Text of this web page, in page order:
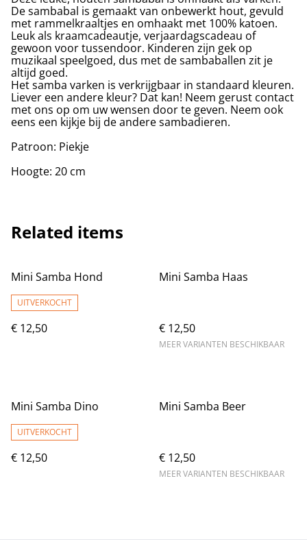
De sambabal is gemaakt van onbewerkt hout, gevuld
met rammelkraaltjes en omhaakt met 100% katoen.
Leuk als kraamcadeautje, verjaardagscadeau of
gewoon voor tussendoor. Kinderen zijn gek op
muzikaal speelgoed, dus met de sambaballen zit je
altijd goed.
Het samba varken is verkrijgbaar in standaard kleuren.
Liever een andere kleur? Dat kan! Neem gerust contact
met ons op om uw wensen door te geven. Neem ook
eens een kijkje bij de andere sambadieren.
Patroon: Piekje
Hoogte: 20 cm
Related items
Mini Samba Hond
UITVERKOCHT
€ 12,50
Mini Samba Haas
€ 12,50
MEER VARIANTEN BESCHIKBAAR
Mini Samba Dino
UITVERKOCHT
€ 12,50
Mini Samba Beer
€ 12,50
MEER VARIANTEN BESCHIKBAAR